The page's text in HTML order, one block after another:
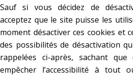
Sauf si vous décidez de
acceptez que le site puisse les
moment désactiver ces cookies et
des possibilités de désactivation
rappelées ci-après, sachant
empêcher l’accessibilité à tout